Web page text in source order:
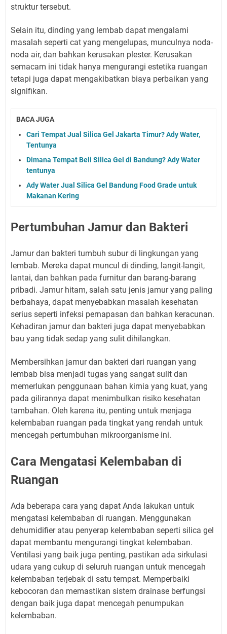
struktur tersebut.
Selain itu, dinding yang lembab dapat mengalami
masalah seperti cat yang mengelupas, munculnya noda-
noda air, dan bahkan kerusakan plester. Kerusakan
semacam ini tidak hanya mengurangi estetika ruangan
tetapi juga dapat mengakibatkan biaya perbaikan yang
signifikan.
BACA JUGA
Cari Tempat Jual Silica Gel Jakarta Timur? Ady Water,
Tentunya
Dimana Tempat Beli Silica Gel di Bandung? Ady Water
tentunya
Ady Water Jual Silica Gel Bandung Food Grade untuk
Makanan Kering
Pertumbuhan Jamur dan Bakteri
Jamur dan bakteri tumbuh subur di lingkungan yang
lembab. Mereka dapat muncul di dinding, langit-langit,
lantai, dan bahkan pada furnitur dan barang-barang
pribadi. Jamur hitam, salah satu jenis jamur yang paling
berbahaya, dapat menyebabkan masalah kesehatan
serius seperti infeksi pernapasan dan bahkan keracunan.
Kehadiran jamur dan bakteri juga dapat menyebabkan
bau yang tidak sedap yang sulit dihilangkan.
Membersihkan jamur dan bakteri dari ruangan yang
lembab bisa menjadi tugas yang sangat sulit dan
memerlukan penggunaan bahan kimia yang kuat, yang
pada gilirannya dapat menimbulkan risiko kesehatan
tambahan. Oleh karena itu, penting untuk menjaga
kelembaban ruangan pada tingkat yang rendah untuk
mencegah pertumbuhan mikroorganisme ini.
Cara Mengatasi Kelembaban di
Ruangan
Ada beberapa cara yang dapat Anda lakukan untuk
mengatasi kelembaban di ruangan. Menggunakan
dehumidifier atau penyerap kelembaban seperti silica gel
dapat membantu mengurangi tingkat kelembaban.
Ventilasi yang baik juga penting, pastikan ada sirkulasi
udara yang cukup di seluruh ruangan untuk mencegah
kelembaban terjebak di satu tempat. Memperbaiki
kebocoran dan memastikan sistem drainase berfungsi
dengan baik juga dapat mencegah penumpukan
kelembaban.